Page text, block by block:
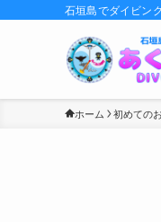
石垣島でダイビン
ホーム 初めての